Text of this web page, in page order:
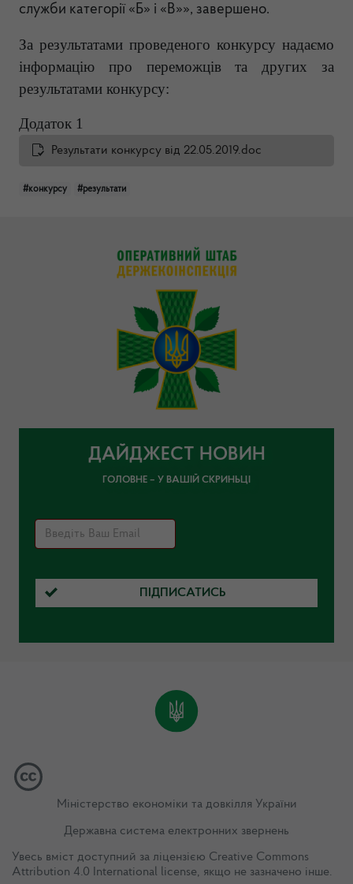
служби категорії «Б» і «В»», завершено.
За результатами проведеного конкурсу надаємо
інформацію про переможців та других за
результатами конкурсу:
Додаток 1
Результати конкурсу від 22.05.2019.doc
#конкурсу #результати
ДАЙДЖЕСТ НОВИН
ГОЛОВНЕ – У ВАШІЙ СКРИНЬЦІ
ПІДПИСАТИСЬ
Міністерство економіки та довкілля України
Державна система електронних звернень
Увесь вміст доступний за ліцензією Creative Commons
Attribution 4.0 International license, якщо не зазначено інше.